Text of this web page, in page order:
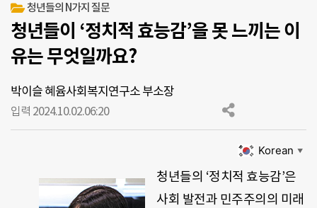
청년들의 N가지 질문
청년들이 ‘정치적 효능감’을 못 느끼는 이
유는 무엇일까요?
박이슬 혜윰사회복지연구소 부소장
입력 2024.10.02.06:20
Korean ▼
청년들의 ‘정치적 효능감’은
사회 발전과 민주주의의 미래